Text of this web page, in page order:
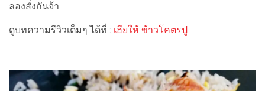
ลองสั่งกันจ้า
ดูบทความรีวิวเต็มๆ ได้ที่ : เฮียให้ ข้าวโคตรปู